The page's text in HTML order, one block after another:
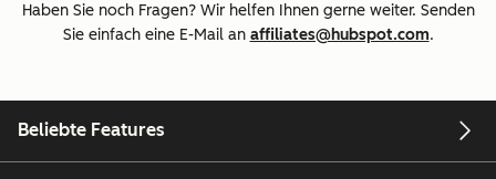
Haben Sie noch Fragen? Wir helfen Ihnen gerne weiter. Senden
Sie einfach eine E-Mail an affiliates@hubspot.com.
Beliebte Features